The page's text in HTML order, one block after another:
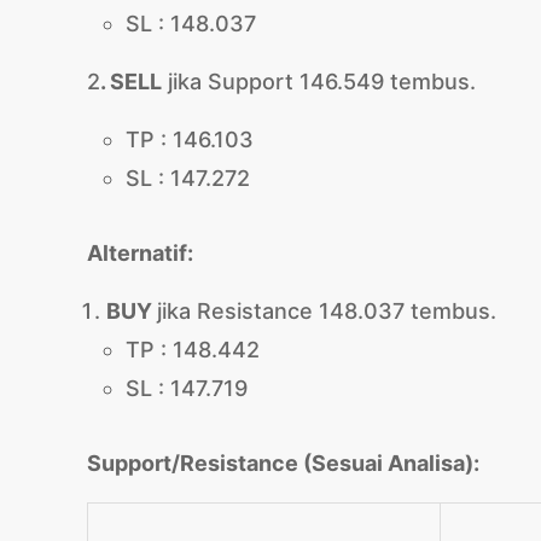
SL : 148.037
2. SELL jika Support 146.549 tembus.
TP : 146.103
SL : 147.272
Alternatif:
BUY jika Resistance 148.037 tembus.
TP : 148.442
SL : 147.719
Support/Resistance (Sesuai Analisa):